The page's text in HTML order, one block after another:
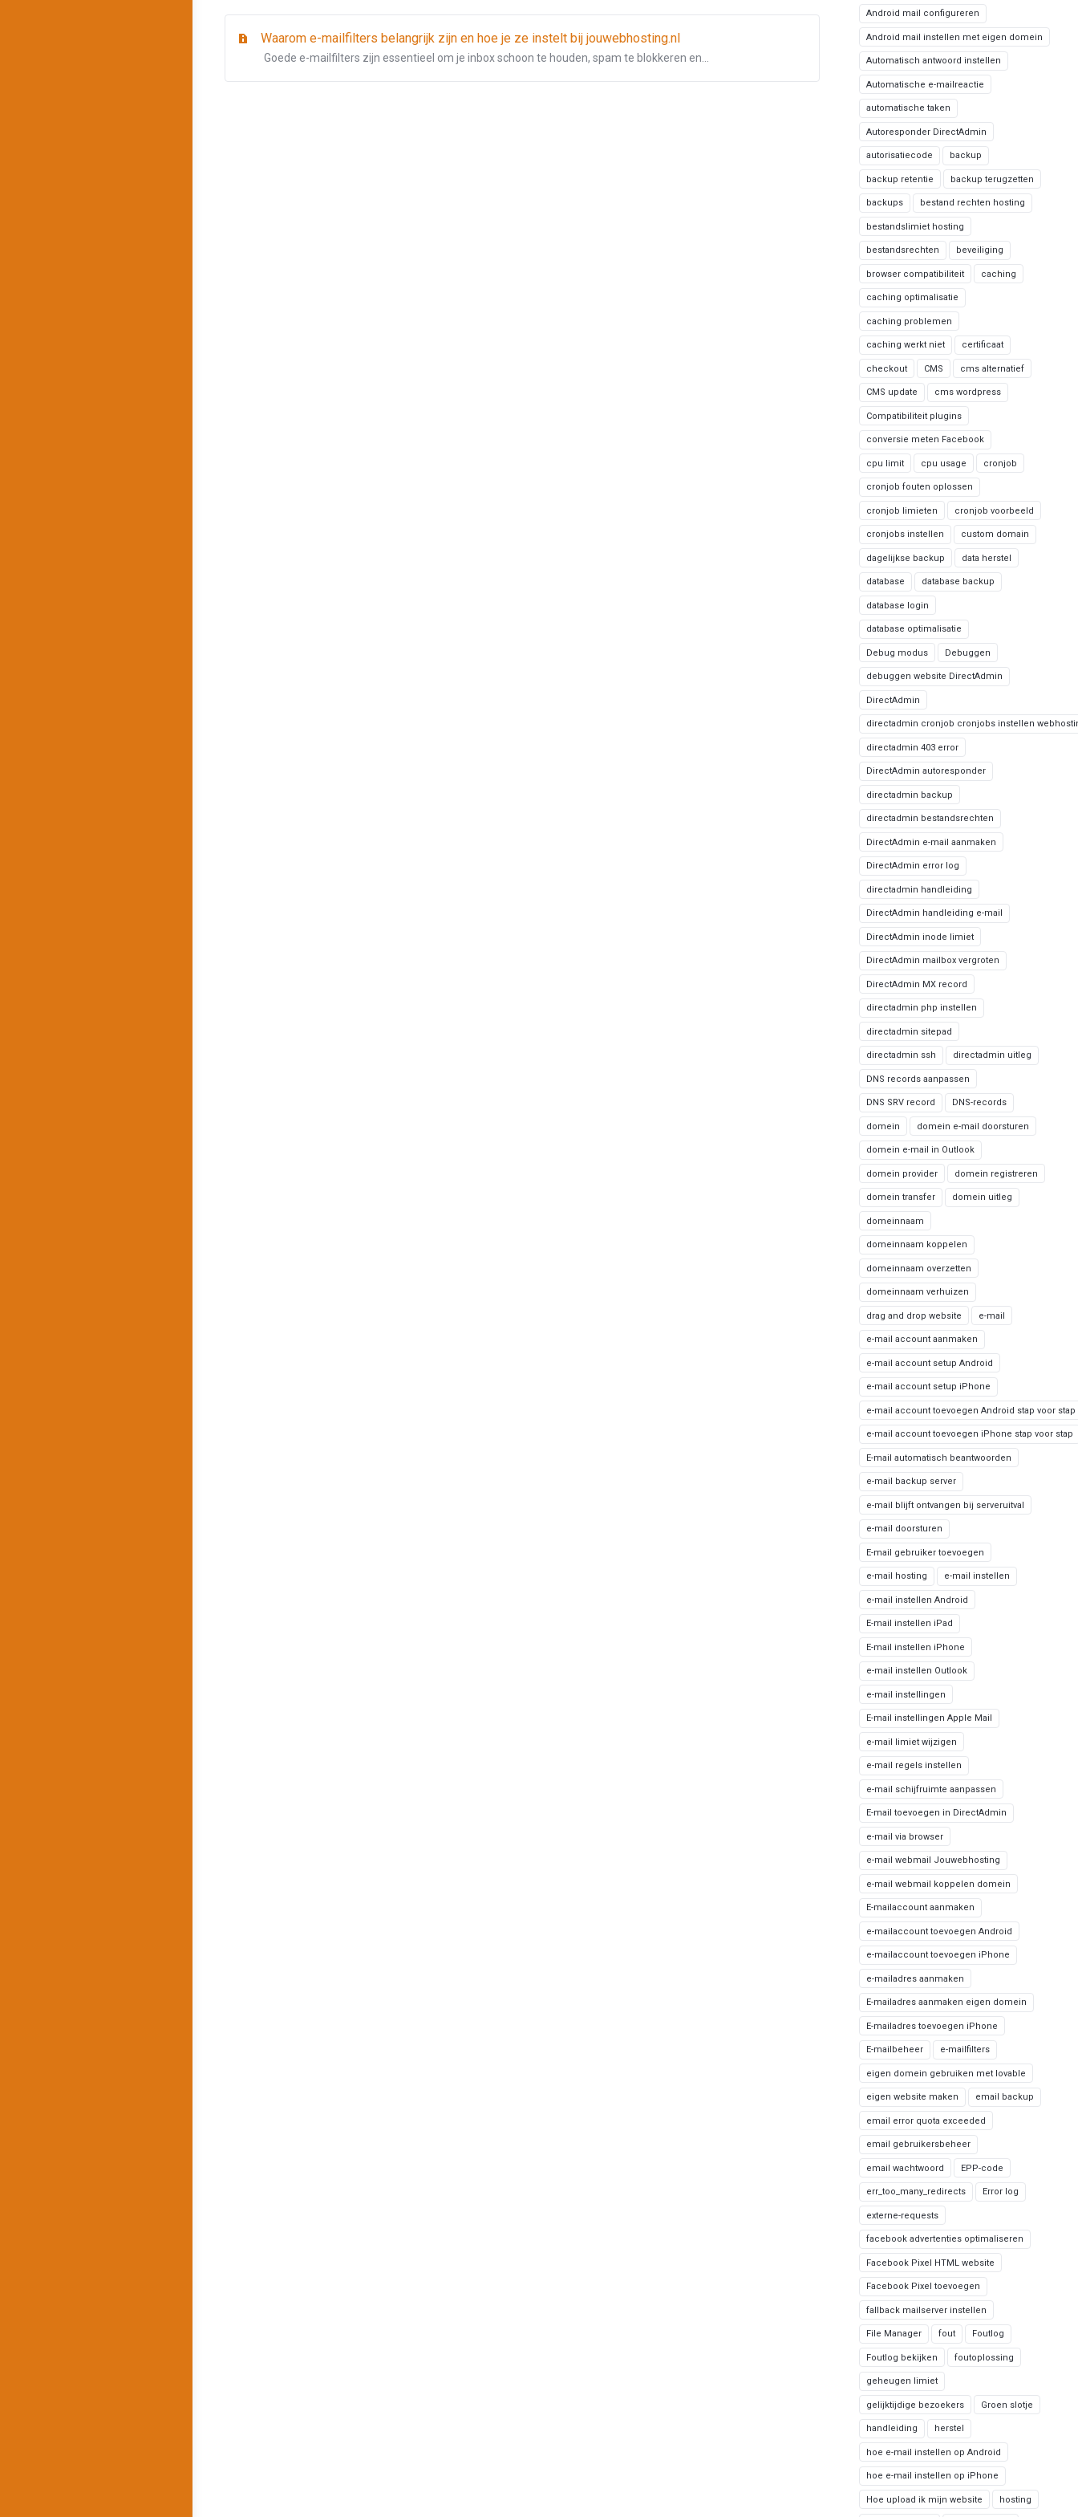
Waarom e-mailfilters belangrijk zijn en hoe je ze instelt bij jouwebhosting.nl
Goede e-mailfilters zijn essentieel om je inbox schoon te houden, spam te blokkeren en...
Android mail configureren
Android mail instellen met eigen domein
Automatisch antwoord instellen
Automatische e-mailreactie
automatische taken
Autoresponder DirectAdmin
autorisatiecode backup
backup retentie backup terugzetten
backups bestand rechten hosting
bestandslimiet hosting
bestandsrechten beveiliging
browser compatibiliteit caching
caching optimalisatie
caching problemen
caching werkt niet certificaat
checkout CMS cms alternatief
CMS update cms wordpress
Compatibiliteit plugins
conversie meten Facebook
cpu limit cpu usage cronjob
cronjob fouten oplossen
cronjob limieten cronjob voorbeeld
cronjobs instellen custom domain
dagelijkse backup data herstel
database database backup
database login
database optimalisatie
Debug modus Debuggen
debuggen website DirectAdmin
DirectAdmin
directadmin cronjob cronjobs instellen
directadmin 403 error
DirectAdmin autoresponder
directadmin backup
directadmin bestandsrechten
DirectAdmin e-mail aanmaken
DirectAdmin error log
directadmin handleiding
DirectAdmin handleiding e-mail
DirectAdmin inode limiet
DirectAdmin mailbox vergroten
DirectAdmin MX record
directadmin php instellen
directadmin sitepad
directadmin ssh directadmin uitleg
DNS records aanpassen
DNS SRV record DNS-records
domein domein e-mail doorsturen
domein e-mail in Outlook
domein provider domein registreren
domein transfer domein uitleg
domeinnaam
domeinnaam koppelen
domeinnaam overzetten
domeinnaam verhuizen
drag and drop website e-mail
e-mail account aanmaken
e-mail account setup Android
e-mail account setup iPhone
e-mail account toevoegen Android stap voor stap
e-mail account toevoegen iPhone stap voor stap
E-mail automatisch beantwoorden
e-mail backup server
e-mail blijft ontvangen bij serveruitval
e-mail doorsturen
E-mail gebruiker toevoegen
e-mail hosting e-mail instellen
e-mail instellen Android
E-mail instellen iPad
E-mail instellen iPhone
e-mail instellen Outlook
e-mail instellingen
E-mail instellingen Apple Mail
e-mail limiet wijzigen
e-mail regels instellen
e-mail schijfruimte aanpassen
E-mail toevoegen in DirectAdmin
e-mail via browser
e-mail webmail Jouwebhosting
e-mail webmail koppelen domein
E-mailaccount aanmaken
e-mailaccount toevoegen Android
e-mailaccount toevoegen iPhone
e-mailadres aanmaken
E-mailadres aanmaken eigen domein
E-mailadres toevoegen iPhone
E-mailbeheer e-mailfilters
eigen domein gebruiken met lovable
eigen website maken email backup
email error quota exceeded
email gebruikersbeheer
email wachtwoord EPP-code
err_too_many_redirects Error log
externe-requests
facebook advertenties optimaliseren
Facebook Pixel HTML website
Facebook Pixel toevoegen
fallback mailserver instellen
File Manager fout Foutlog
Foutlog bekijken foutoplossing
geheugen limiet
gelijktijdige bezoekers Groen slotje
handleiding herstel
hoe e-mail instellen op Android
hoe e-mail instellen op iPhone
Hoe upload ik mijn website hosting